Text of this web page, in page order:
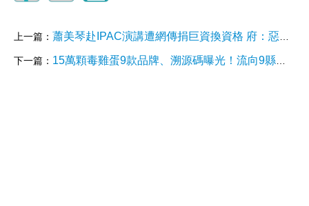
上一篇： 蕭美琴赴IPAC演講遭網傳捐巨資換資格 府：惡意捏造 已報警調查
下一篇： 15萬顆毒雞蛋9款品牌、溯源碼曝光！流向9縣市 揭芬普尼3大關鍵來源